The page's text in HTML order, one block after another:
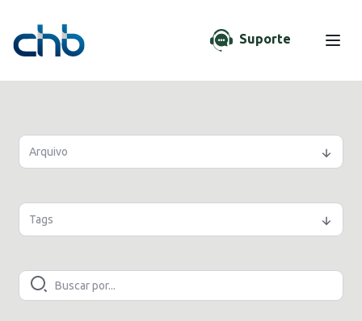
Suporte
Arquivo
Tags